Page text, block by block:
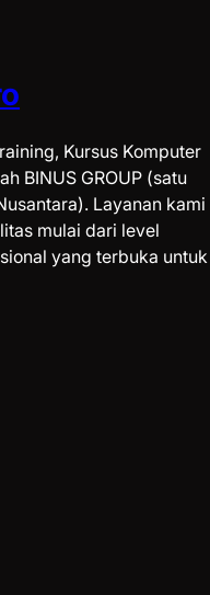
Kursus Komputer
BINUS GROUP (satu
Layanan kami
mulai dari level
yang terbuka untuk